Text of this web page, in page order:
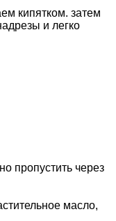
кипятком. затем
и легко
пропустить через
масло,